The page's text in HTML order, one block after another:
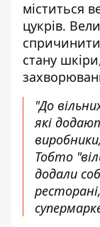
міститься
цукрів.
стану
"До
які
Тобто
додали